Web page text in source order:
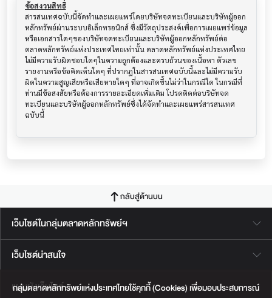
กลุ่มตลาดหลักทรัพย์แห่งประเทศไทยใช้คุกกี้ (Cookies) เพื่อมอบประสบการณ์
ข้อสงวนสิทธิ์
สารสนเทศฉบับนี้จัดทำและเผยแพร่โดยบริษัทจดทะเบียนและบริษัทผู้ออก
หลักทรัพย์ผ่านระบบอิเล็กทรอนิกส์ ซึ่งมีวัตถุประสงค์เพื่อการเผยแพร่ข้อมูล
หรือเอกสารใดๆของบริษัทจดทะเบียนและบริษัทผู้ออกหลักทรัพย์ต่อ
ตลาดหลักทรัพย์แห่งประเทศไทยเท่านั้น ตลาดหลักทรัพย์แห่งประเทศไทย
ไม่มีความรับผิดชอบใดๆในความถูกต้องและครบถ้วนของเนื้อหา ตัวเลข
รายงานหรือข้อคิดเห็นใดๆ ที่ปรากฎในสารสนเทศฉบับนี้และไม่มีความรับ
ผิดในความสูญเสียหรือเสียหายใดๆ ที่อาจเกิดขึ้นไม่ว่าในกรณีใด ในกรณีที่
ท่านมีข้อสงสัยหรือต้องการรายละเอียดเพิ่มเติม โปรดติดต่อบริษัทจด
ทะเบียนและบริษัทผู้ออกหลักทรัพย์ซึ่งได้จัดทำและเผยแพร่สารสนเทศ
ฉบับนี้
กลับสู่ด้านบน
เว็บไซต์ในกลุ่มตลาดหลักทรัพย์ฯ
เว็บไซต์น่าสนใจ
แผนผังเว็บไซต์